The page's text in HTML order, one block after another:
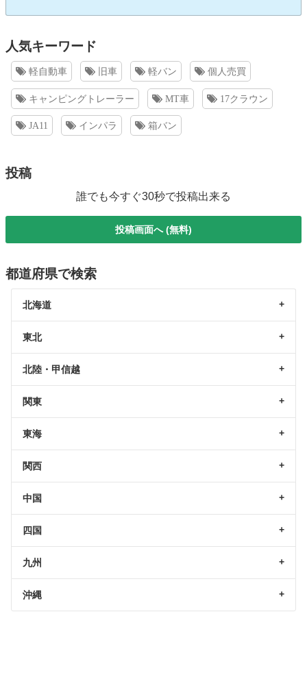
人気キーワード
軽自動車 旧車 軽バン 個人売買
キャンピングトレーラー MT車 17クラウン
JA11 インパラ 箱バン
投稿
誰でも今すぐ30秒で投稿出来る
投稿画面へ (無料)
都道府県で検索
北海道
東北
北陸・甲信越
関東
東海
関西
中国
四国
九州
沖縄